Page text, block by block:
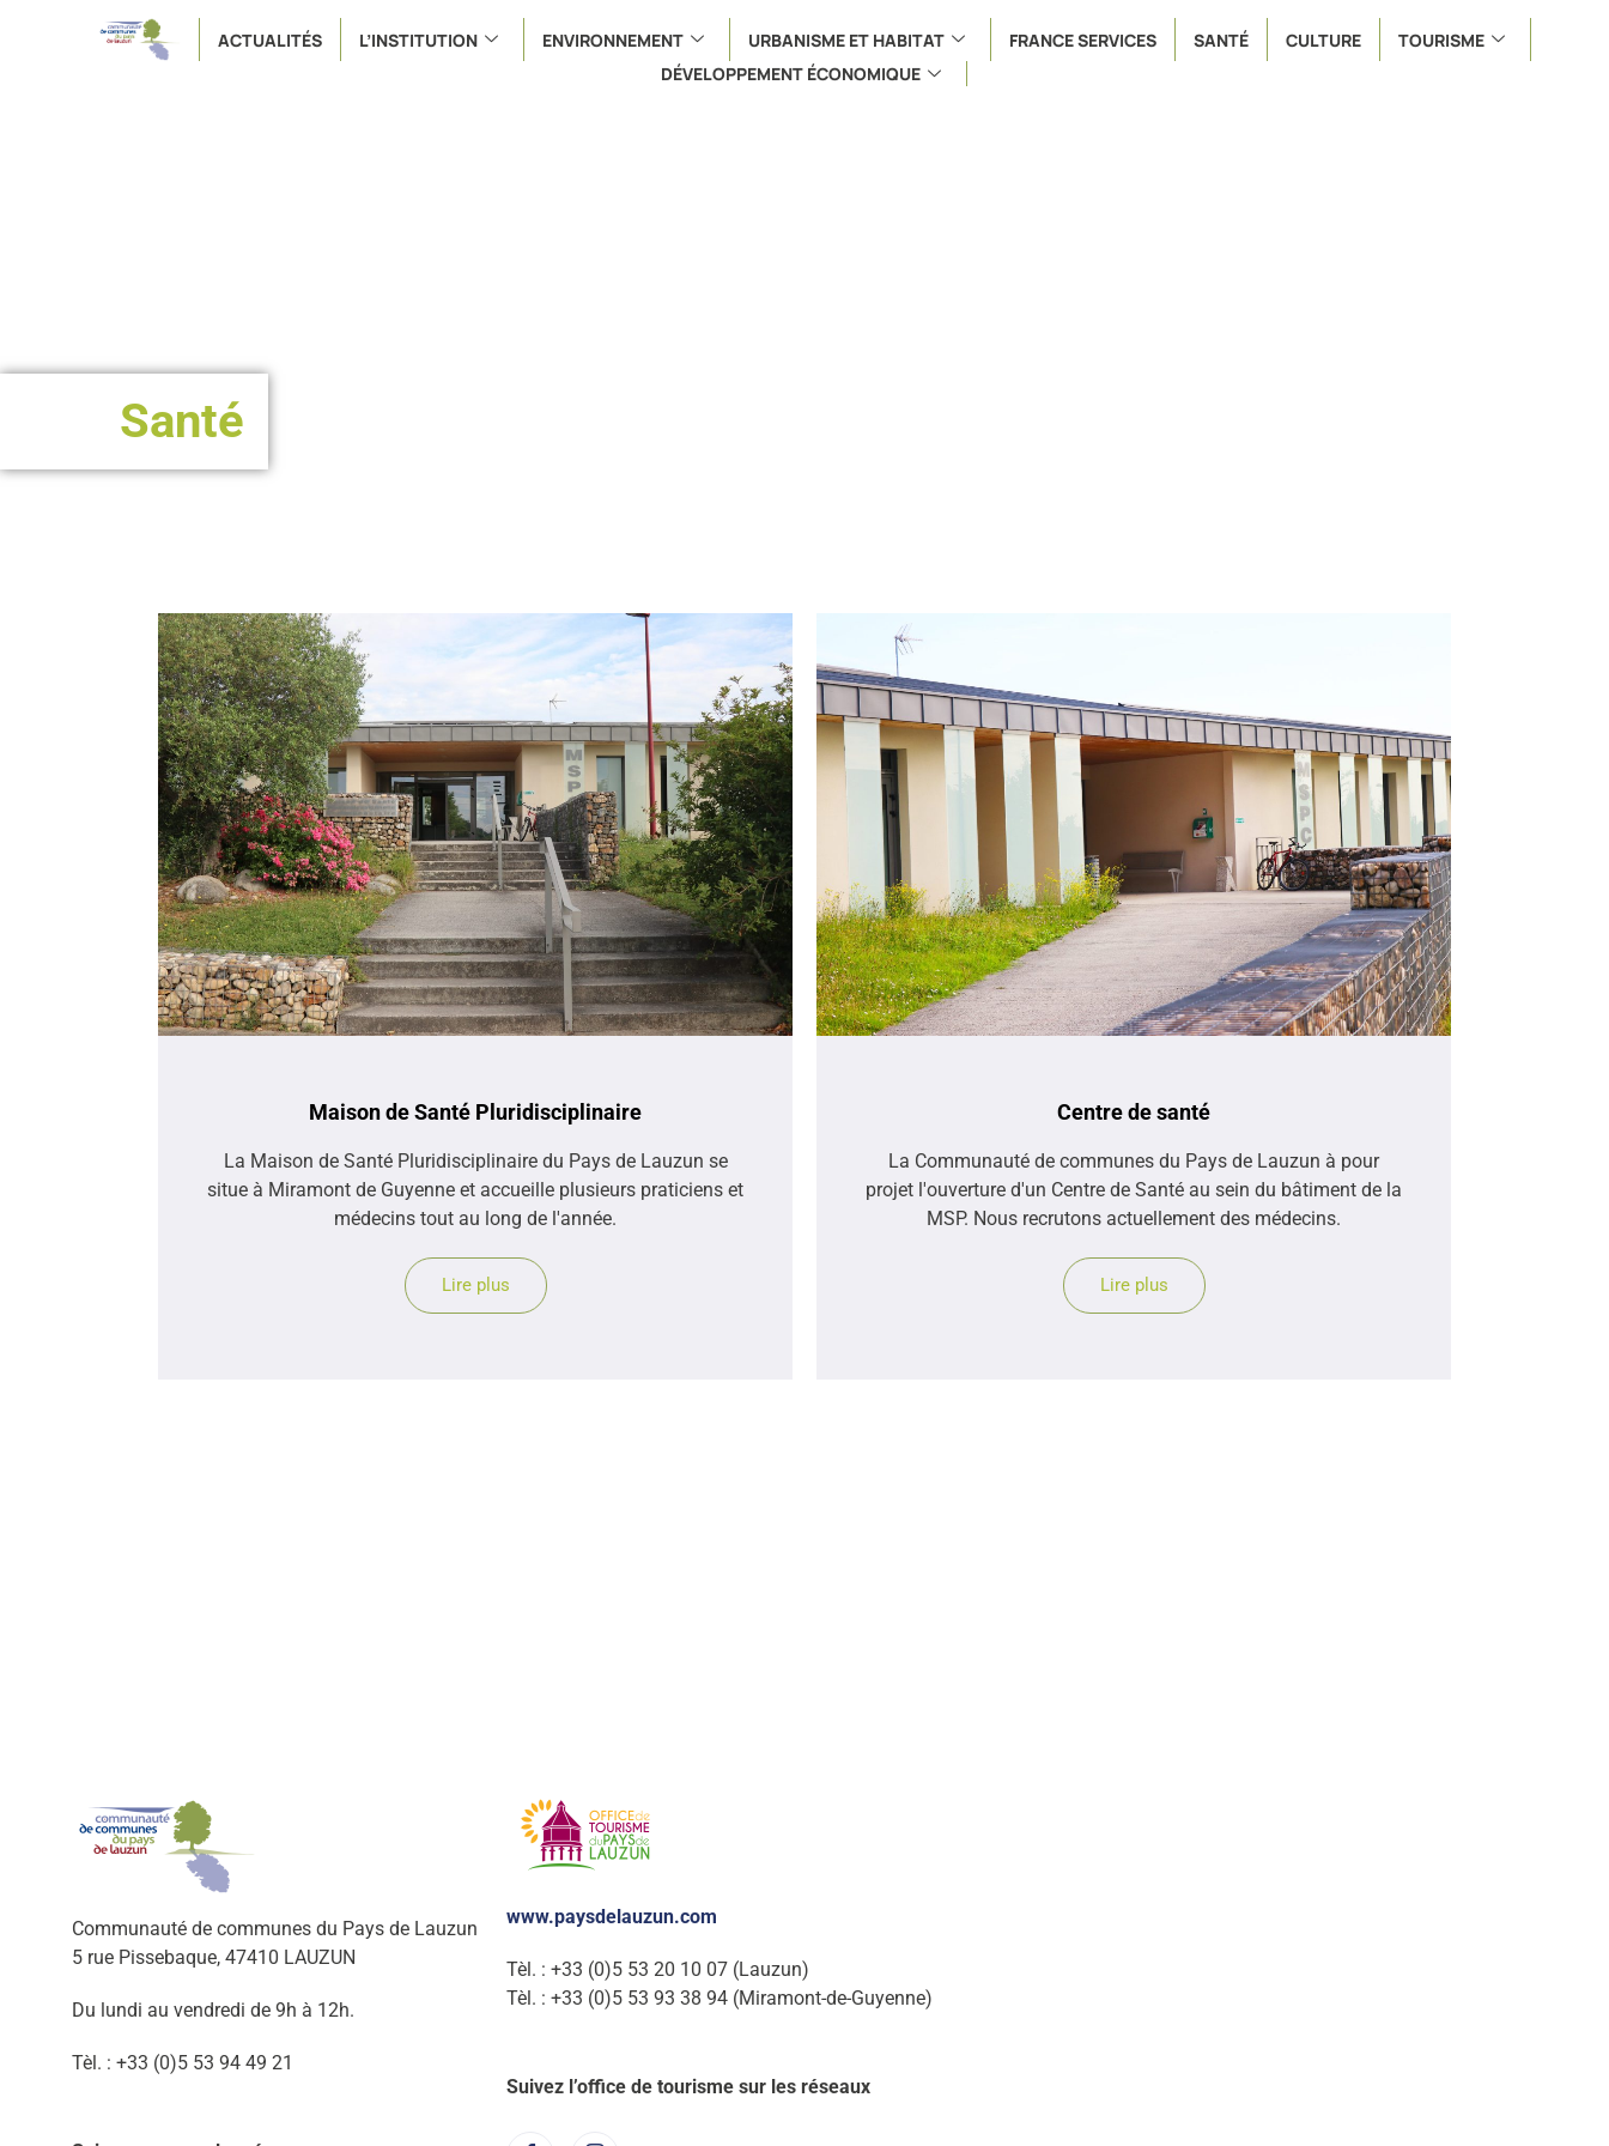
ACTUALITÉS L’INSTITUTION ENVIRONNEMENT URBANISME ET HABITAT FRANCE SERVICES SANTÉ CULTURE
TOURISME
DÉVELOPPEMENT ÉCONOMIQUE
Santé
Maison de Santé Pluridisciplinaire
La Maison de Santé Pluridisciplinaire du Pays de Lauzun se
situe à Miramont de Guyenne et accueille plusieurs praticiens et
médecins tout au long de l'année.
Lire plus
Centre de santé
La Communauté de communes du Pays de Lauzun à pour
projet l'ouverture d'un Centre de Santé au sein du bâtiment de la
MSP. Nous recrutons actuellement des médecins.
Lire plus
Communauté de communes du Pays de Lauzun
5 rue Pissebaque, 47410 LAUZUN
Du lundi au vendredi de 9h à 12h.
Tèl. : +33 (0)5 53 94 49 21
www.paysdelauzun.com
Tèl. : +33 (0)5 53 20 10 07 (Lauzun)
Tèl. : +33 (0)5 53 93 38 94 (Miramont-de-Guyenne)
Suivez l’office de tourisme sur les réseaux